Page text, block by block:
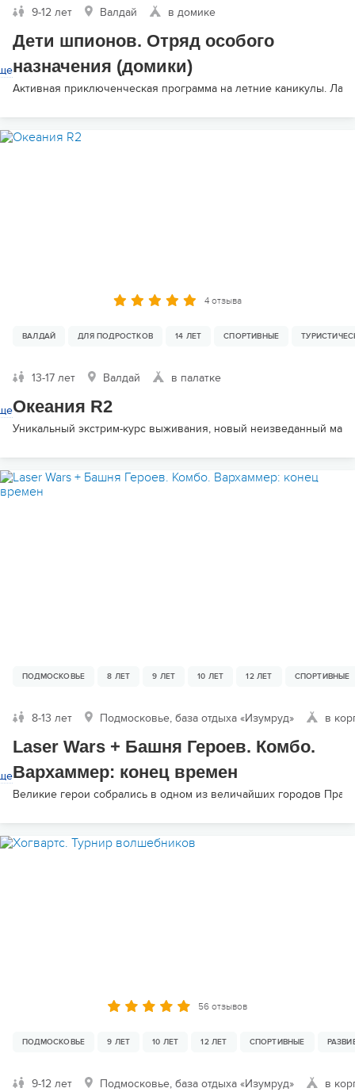
9-12 лет Валдай в домике
Дети шпионов. Отряд особого
назначения (домики)
Активная приключенческая программа на летние каникулы.
4 отзыва
ВАЛДАЙ ДЛЯ ПОДРОСТКОВ 14 ЛЕТ СПОРТИВНЫЕ
13-17 лет Валдай в палатке
Океания R2
Уникальный экстрим-курс выживания, новый неизведанный
ПОДМОСКОВЬЕ 8 ЛЕТ 9 ЛЕТ 10 ЛЕТ 12 ЛЕТ СПОРТИВНЫЕ
8-13 лет Подмосковье, база отдыха «Изумруд» в
Laser Wars + Башня Героев. Комбо.
Вархаммер: конец времен
Великие герои собрались в одном из величайших городов
56 отзывов
ПОДМОСКОВЬЕ 9 ЛЕТ 10 ЛЕТ 12 ЛЕТ СПОРТИВНЫЕ
9-12 лет Подмосковье, база отдыха «Изумруд» в